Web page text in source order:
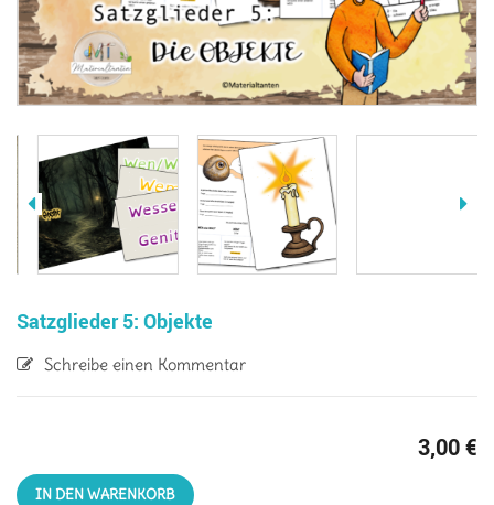
Satzglieder 5: Objekte
Schreibe einen Kommentar
3,00€
IN DEN WARENKORB